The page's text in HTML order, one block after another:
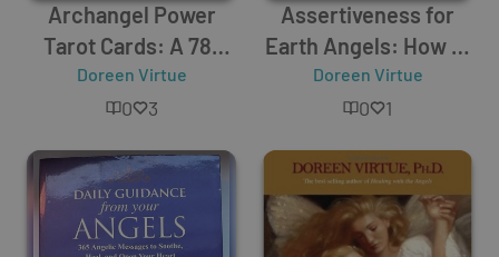
Archangel Power
Tarot Cards: A 78-
Card Deck and
Guidebook
Doreen Virtue
0 3
Assertiveness for
Earth Angels: How to
Be Loving Instead of
"Too Nice"
Doreen Virtue
0 1